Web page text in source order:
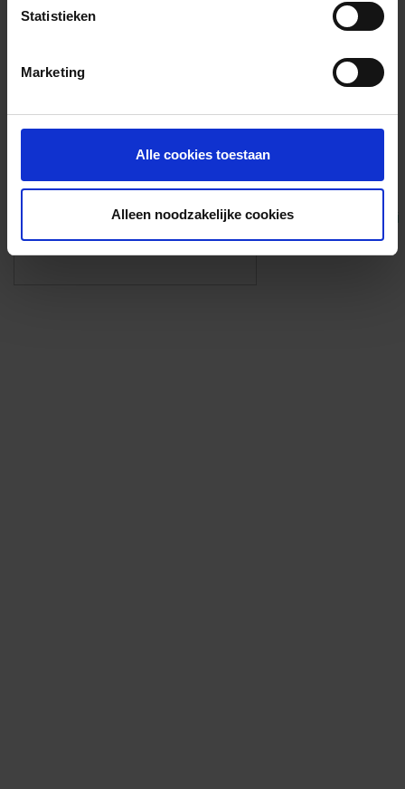
Statistieken
Marketing
Alle cookies toestaan
Alleen noodzakelijke cookies
Foto’s ({{photos.length}})
Eigen foto’s